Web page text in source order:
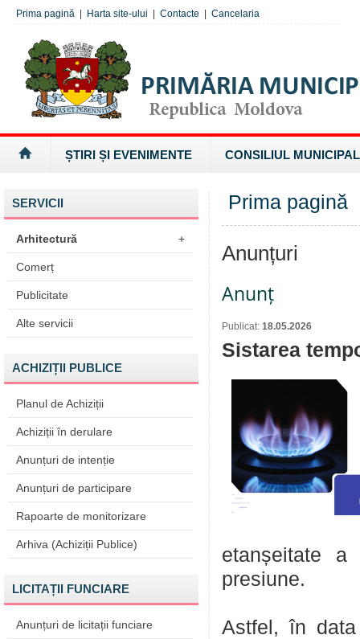
Prima pagină Harta site-ului Contacte Cancelaria
ȘTIRI ȘI EVENIMENTE CONSILIUL MUNICIPAL
SERVICII
Arhitectură +
Comerț
Publicitate
Alte servicii
ACHIZIȚII PUBLICE
Planul de Achiziții
Achiziții în derulare
Anunțuri de intenție
Anunțuri de participare
Rapoarte de monitorizare
Arhiva (Achiziții Publice)
LICITAȚII FUNCIARE
Anunțuri de licitații funciare
Prima pagină
Anunțuri
Anunț
Publicat: 18.05.2026
Sistarea
etanșeitate
presiune.
Astfel, în